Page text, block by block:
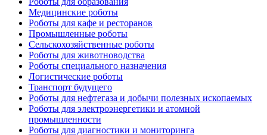
Медицинские роботы
Роботы для кафе и ресторанов
Промышленные роботы
Сельскохозяйственные роботы
Роботы для животноводства
Роботы специального назначения
Логистические роботы
Транспорт будущего
Роботы для нефтегаза и добычи полезных ископаемых
Роботы для электроэнергетики и атомной
промышленности
Роботы для диагностики и мониторинга